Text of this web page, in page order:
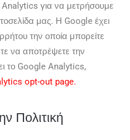
για να μετρήσουμε
μας. Η Google έχει
την οποία μπορείτε
να αποτρέψετε την
το Google Analytics,
opt-out page.
Πολιτική